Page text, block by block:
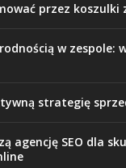
przez koszulki
w zespole:
strategię
agencję SEO dla